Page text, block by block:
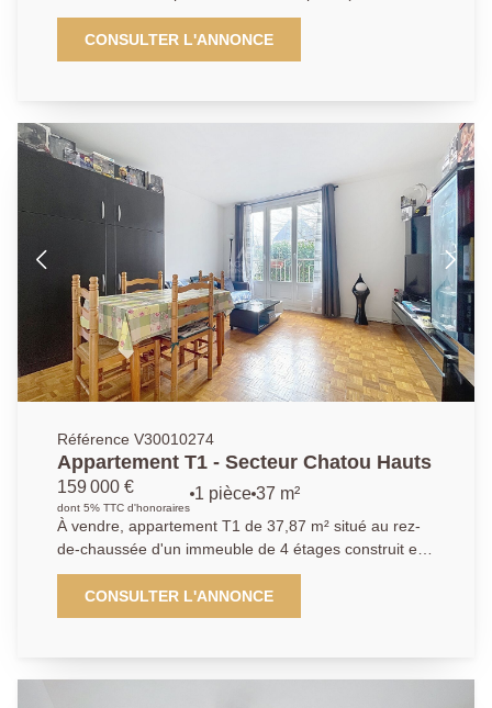
Cloud, T2 et M10) et des commodités, appartement
situé au calme et sans vis-à -vis, fonctionnel avec
rangements se compose d'une entrée, d'un grand
4.28m²et de toilettes séparées. Un cave complète ce
bien. Possibilité d'acquéreur un garage fermé en sus
du prix pour 25000€.
CONSULTER L'ANNONCE
Référence V30010274
Appartement T1 - Secteur Chatou Hauts
159 000 €
dont 5% TTC d'honoraires
1 pièce 37 m²
À vendre, appartement T1 de 37,87 m² situé au rez-
de-chaussée d'un immeuble de 4 étages construit en
1960, dans le secteur prisé de Chatou Hauts, exposé
à l'ouest. Ce bien sécurisé comprend une cuisine
indépendante, un séjour lumineux de 16,45 m², une
CONSULTER L'ANNONCE